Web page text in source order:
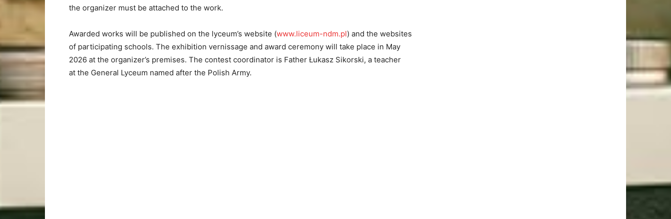
the organizer must be attached to the work.
Awarded works will be published on the lyceum’s website (www.liceum-ndm.pl) and the websites
of participating schools. The exhibition vernissage and award ceremony will take place in May
2026 at the organizer’s premises. The contest coordinator is Father Łukasz Sikorski, a teacher
at the General Lyceum named after the Polish Army.